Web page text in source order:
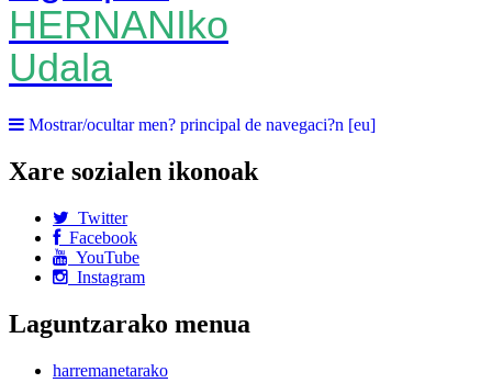
HERNANIko
Udala
Mostrar/ocultar men? principal de navegaci?n [eu]
Xare sozialen ikonoak
Twitter
Facebook
YouTube
Instagram
Laguntzarako menua
harremanetarako